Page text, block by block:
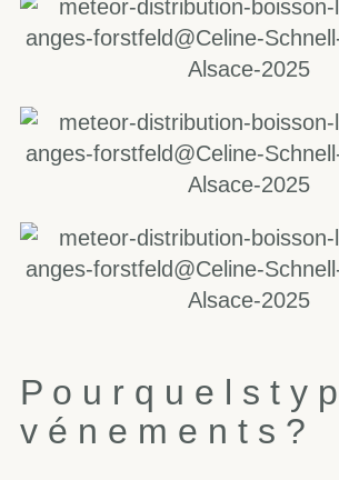
P o u r q u e l s t y p
v é n e m e n t s ?